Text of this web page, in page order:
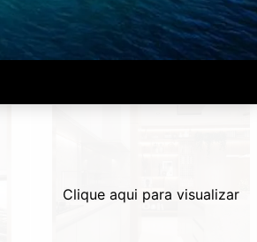
Clique aqui para visualizar